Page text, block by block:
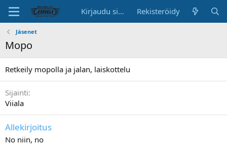
Kirjaudu sisään Rekisteröidy
Jäsenet
Mopo
Retkeily mopolla ja jalan, laiskottelu
Sijainti
Viiala
Allekirjoitus
No niin, no